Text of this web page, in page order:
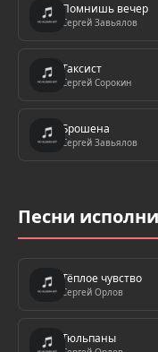
Помнишь вечер
Сергей Завьялов
Таксист
Сергей Сорокин
Брошена
Сергей Завьялов
Песни
Тёплое чувство
Сергей Орлов
Тюльпаны